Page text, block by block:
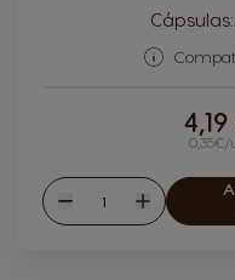
Cápsulas:
0,35€/
Reduzir
Quantidade
Aumentar